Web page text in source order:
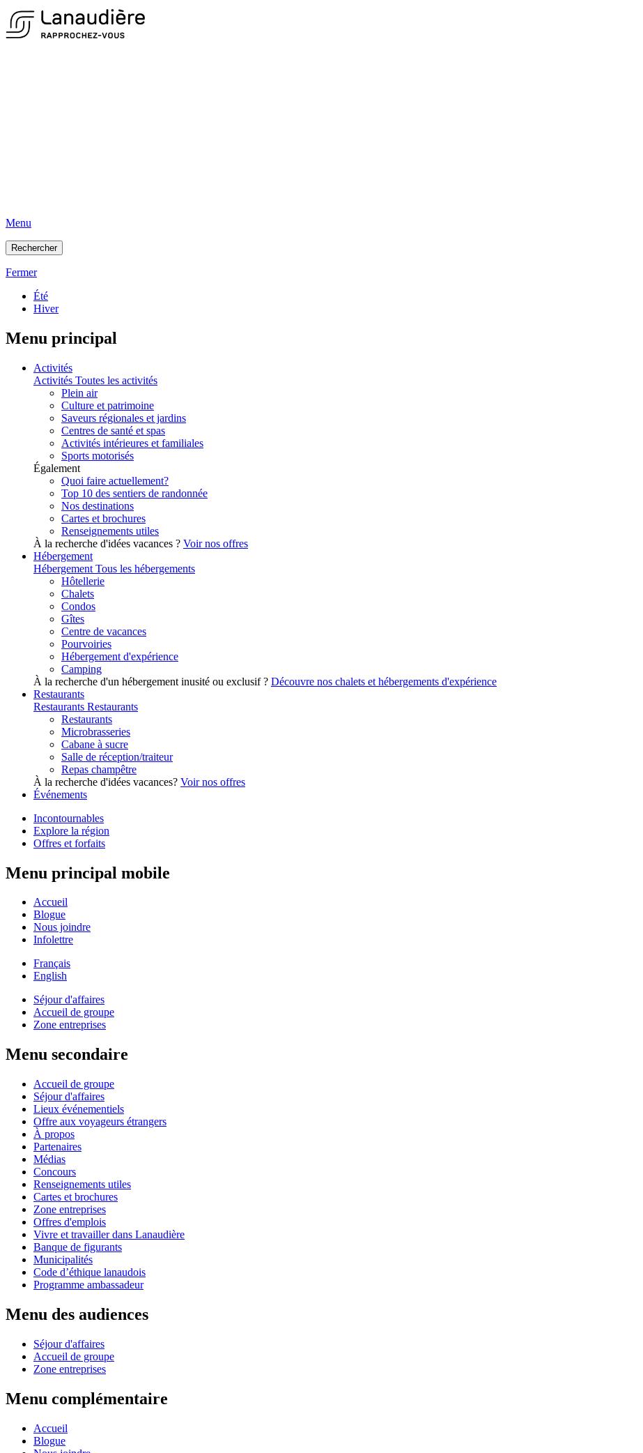
Menu
Rechercher
Fermer
Été
Hiver
Menu principal
Activités
Activités Toutes les activités
Plein air
Culture et patrimoine
Saveurs régionales et jardins
Centres de santé et spas
Activités intérieures et familiales
Sports motorisés
Également
Quoi faire actuellement?
Top 10 des sentiers de randonnée
Nos destinations
Cartes et brochures
Renseignements utiles
À la recherche d'idées vacances ? Voir nos offres
Hébergement
Hébergement Tous les hébergements
Hôtellerie
Chalets
Condos
Gîtes
Centre de vacances
Pourvoiries
Hébergement d'expérience
Camping
À la recherche d'un hébergement inusité ou exclusif ? Découvre nos chalets et hébergements d'expérience
Restaurants
Restaurants Restaurants
Restaurants
Microbrasseries
Cabane à sucre
Salle de réception/traiteur
Repas champêtre
À la recherche d'idées vacances? Voir nos offres
Événements
Incontournables
Explore la région
Offres et forfaits
Menu principal mobile
Accueil
Blogue
Nous joindre
Infolettre
Français
English
Séjour d'affaires
Accueil de groupe
Zone entreprises
Menu secondaire
Accueil de groupe
Séjour d'affaires
Lieux événementiels
Offre aux voyageurs étrangers
À propos
Partenaires
Médias
Concours
Renseignements utiles
Cartes et brochures
Zone entreprises
Offres d'emplois
Vivre et travailler dans Lanaudière
Banque de figurants
Municipalités
Code d’éthique lanaudois
Programme ambassadeur
Menu des audiences
Séjour d'affaires
Accueil de groupe
Zone entreprises
Menu complémentaire
Accueil
Blogue